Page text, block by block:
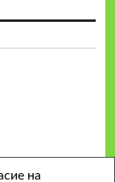
на